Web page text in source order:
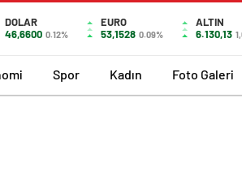
DOLAR
46,6600 0.12%
EURO
53,1528 0.09%
ALTIN
6.130,13
Spor Kadın Foto Galeri